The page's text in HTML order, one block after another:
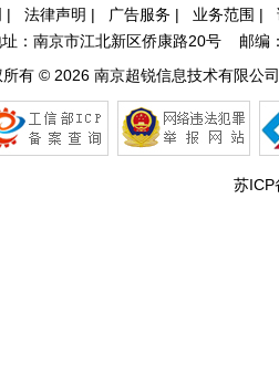
| 法律声明 | 广告服务 | 业务范围 |
址：南京市江北新区侨康路20号 邮
所有 © 2026 南京超锐信息技术有限公司
苏